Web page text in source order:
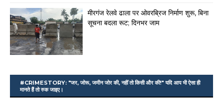
मीरगंज रेलवे ढाला पर ओवरब्रिज निर्माण शुरू, बिना
सूचना बदला रूट; दिनभर जाम
#CRIMESTORY: "जर, जोरू, जमीन जोर की, नहीं तो किसी और की!" यदि आप भी ऐसा ही
मानते हैं तो रुक जाइए।